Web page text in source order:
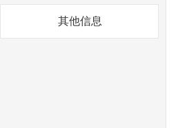
其他信息